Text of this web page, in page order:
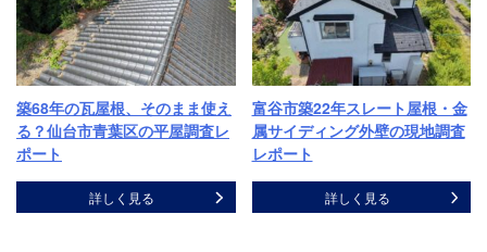
築68年の瓦屋根、そのまま使え
る？仙台市青葉区の平屋調査レ
ポート
詳しく見る
富谷市築22年スレート屋根・金
属サイディング外壁の現地調査
レポート
詳しく見る